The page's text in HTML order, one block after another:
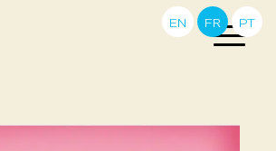
EN FR PT